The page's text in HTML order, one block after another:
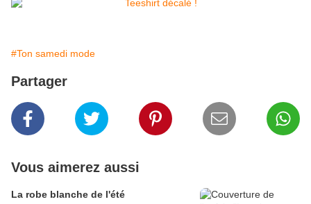
#Ton samedi mode
Partager
Vous aimerez aussi
La robe blanche de l'été